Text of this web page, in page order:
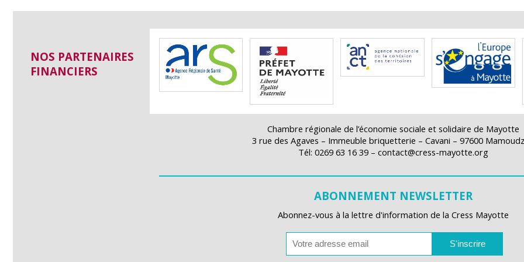
NOS PARTENAIRES
FINANCIERS
Chambre régionale de l’économie sociale et solidaire de Mayotte
3 rue des Agaves – Immeuble briquetterie – Cavani – 97600
Tél: 0269 63 16 39 – contact@cress-mayotte.org
ABONNEMENT NEWSLETTER
Abonnez-vous à la lettre d'information de la Cress Mayotte
S'inscrire